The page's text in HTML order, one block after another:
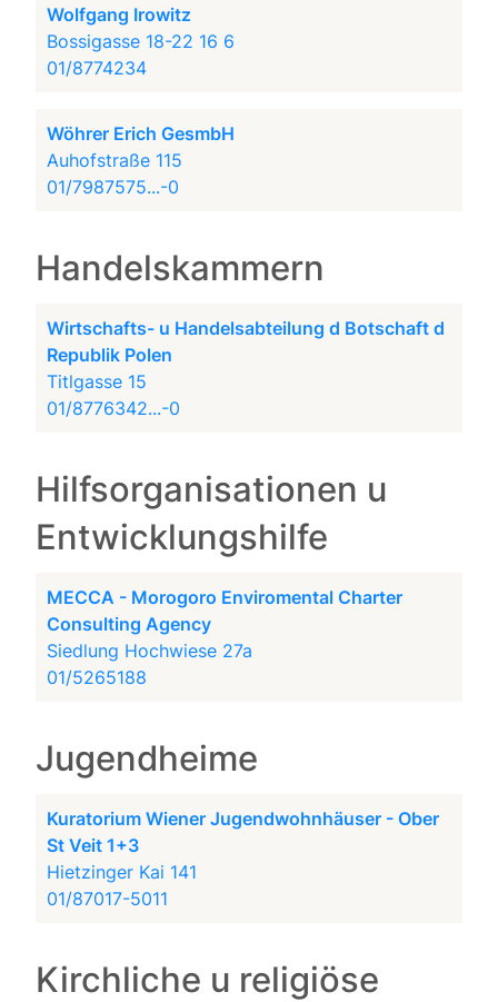
Wolfgang Irowitz
Bossigasse 18-22 16 6
01/8774234
Wöhrer Erich GesmbH
Auhofstraße 115
01/7987575...-0
Handelskammern
Wirtschafts- u Handelsabteilung d Botschaft d
Republik Polen
Titlgasse 15
01/8776342...-0
Hilfsorganisationen u
Entwicklungshilfe
MECCA - Morogoro Enviromental Charter
Consulting Agency
Siedlung Hochwiese 27a
01/5265188
Jugendheime
Kuratorium Wiener Jugendwohnhäuser - Ober
St Veit 1+3
Hietzinger Kai 141
01/87017-5011
Kirchliche u religiöse